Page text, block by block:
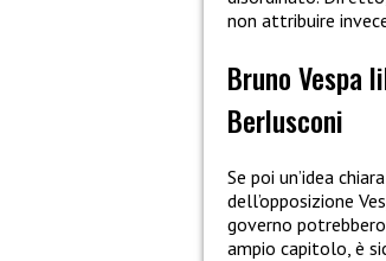
non attribuire
Bruno Vespa
Berlusconi
Se poi un’idea
dell’opposizione
governo
ampio capitolo, è